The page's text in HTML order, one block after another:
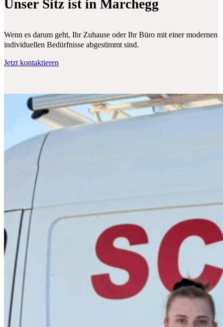
Unser Sitz ist in Marchegg
Wenn es darum geht, Ihr Zuhause oder Ihr Büro mit einer
individuellen Bedürfnisse abgestimmt sind.
Jetzt kontaktieren